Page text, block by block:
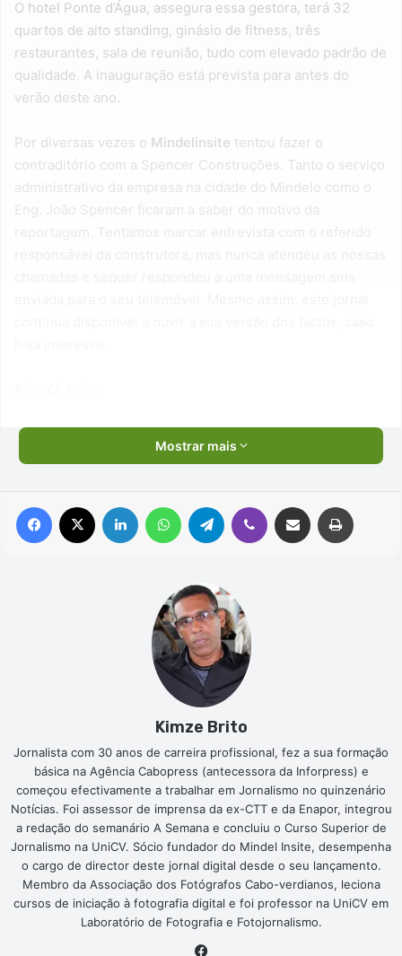
O hotel Ponte d’Água, assegura essa gestora, terá 32
quartos de alto standing, ginásio de fitness, três
restaurantes, sala de reunião, tudo com elevado padrão de
qualidade. A inauguração está prevista para antes do
verão deste ano.
Por diversas vezes o Mindelinsite tentou fazer o
contraditório com a Spencer Construções. Tanto o serviço
administrativo da empresa na cidade do Mindelo como o
Eng. João Spencer ficaram a saber do motivo da
Mostrar mais
Facebook Linkedin WhatsAppTelegram Viber Compartilhar via e-mail
Kimze Brito
Jornalista com 30 anos de carreira profissional, fez a sua formação
básica na Agência Cabopress (antecessora da Inforpress) e
começou efectivamente a trabalhar em Jornalismo no quinzenário
Notícias. Foi assessor de imprensa da ex-CTT e da Enapor, integrou
a redação do semanário A Semana e concluiu o Curso Superior de
Jornalismo na UniCV. Sócio fundador do Mindel Insite, desempenha
o cargo de director deste jornal digital desde o seu lançamento.
Membro da Associação dos Fotógrafos Cabo-verdianos, leciona
cursos de iniciação à fotografia digital e foi professor na UniCV em
Laboratório de Fotografia e Fotojornalismo.